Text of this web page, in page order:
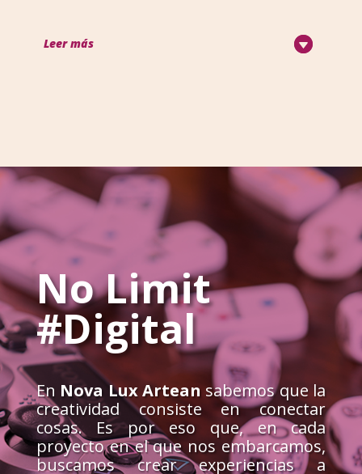
Leer más
No Limit
#Digital
En Nova Lux Artean sabemos que la
creatividad consiste en conectar
cosas. Es por eso que, en cada
proyecto en el que nos embarcamos,
buscamos crear experiencias a